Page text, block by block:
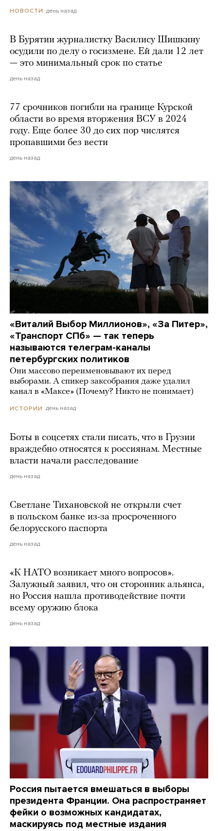
НОВОСТИ день назад
В Бурятии журналистку Василису Шишкину
осудили по делу о госизмене. Ей дали 12 лет
— это минимальный срок по статье
день назад
77 срочников погибли на границе Курской
области во время вторжения ВСУ в 2024
году. Еще более 30 до сих пор числятся
пропавшими без вести
день назад
«Виталий Выбор Миллионов», «За Питер»,
«Транспорт СПб» — так теперь
называются телеграм-каналы
петербургских политиков
Они массово переименовывают их перед
выборами. А спикер заксобрания даже удалил
канал в «Максе» (Почему? Никто не понимает)
ИСТОРИИ день назад
Боты в соцсетях стали писать, что в Грузии
враждебно относятся к россиянам. Местные
власти начали расследование
день назад
Светлане Тихановской не открыли счет
в польском банке из-за просроченного
белорусского паспорта
день назад
«К НАТО возникает много вопросов».
Залужный заявил, что он сторонник альянса,
но Россия нашла противодействие почти
всему оружию блока
день назад
Россия пытается вмешаться в выборы
президента Франции. Она распространяет
фейки о возможных кандидатах,
маскируясь под местные издания